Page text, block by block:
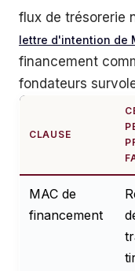
flux de trésorerie
lettre d'intention de
financement
fondateurs
CLAUSE
MAC de
financement